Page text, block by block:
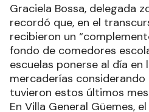
Graciela Bossa, delegada
recordó que, en el
recibieron un
fondo de comedores
escuelas ponerse al día en
mercaderías
tuvieron estos últimos
En Villa General Güemes,